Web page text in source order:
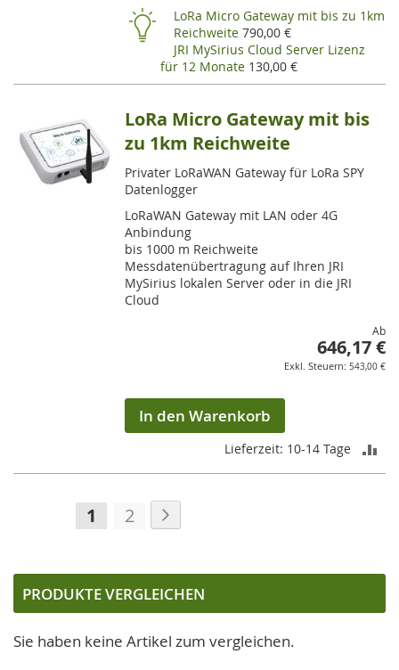
LoRa Micro Gateway mit bis zu 1km
Reichweite 790,00 €
JRI MySirius Cloud Server Lizenz
für 12 Monate 130,00 €
LoRa Micro Gateway mit bis
zu 1km Reichweite
Privater LoRaWAN Gateway für LoRa SPY
Datenlogger
LoRaWAN Gateway mit LAN oder 4G
Anbindung
bis 1000 m Reichweite
Messdatenübertragung auf Ihren JRI
MySirius lokalen Server oder in die JRI
Cloud
Ab
646,17 €
543,00 €
In den Warenkorb
Lieferzeit: 10-14 Tage
Seite
Sie
gerade
die
Seite
1 Seite
2
PRODUKTE VERGLEICHEN
Sie haben keine Artikel zum vergleichen.